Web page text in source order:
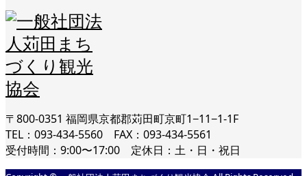
〒800-0351 福岡県京都郡苅田町京町1−11−1-1F
TEL：093-434-5560 FAX：093-434-5561
受付時間：9:00〜17:00 定休日：土・日・祝日